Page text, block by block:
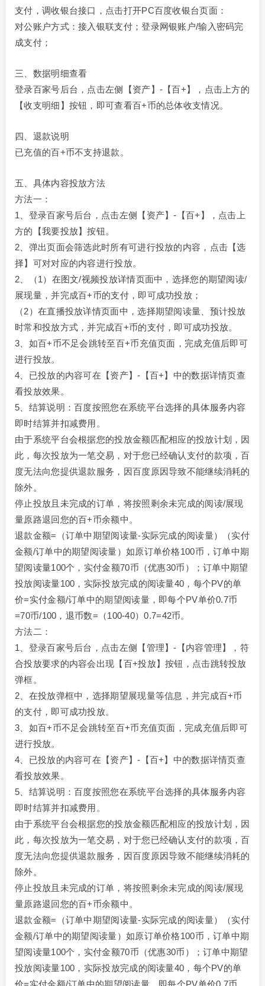
支付，调收银台接口，点击打开PC百度收银台页面：
对公账户方式：接入银联支付；登录网银账户/输入密码完
成支付；
三、数据明细查看
登录百家号后台，点击左侧【资产】-【百+】，点击上方的
【收支明细】按钮，即可查看百+币的总体收支情况。
四、退款说明
已充值的百+币不支持退款。
五、具体内容投放方法
方法一：
1、登录百家号后台，点击左侧【资产】-【百+】，点击上
方的【我要投放】按钮。
2、弹出页面会筛选此时所有可进行投放的内容，点击【选
择】可对对应的内容进行投放。
2、（1）在图文/视频投放详情页面中，选择您的期望阅读/
展现量，并完成百+币的支付，即可成功投放；
（2）在直播投放详情页面中，选择期望阅读量、预计投放
时常和投放方式，并完成百+币的支付，即可成功投放。
3、如百+币不足会跳转至百+币充值页面，完成充值后即可
进行投放。
4、已投放的内容可在【资产】-【百+】中的数据详情页查
看投放效果。
5、结算说明：百度按照您在系统平台选择的具体服务内容
即时结算并扣减费用。
由于系统平台会根据您的投放金额匹配相应的投放计划，因
此，每次投放为一笔交易，对于您已经确认支付的款项，百
度无法向您提供退款服务，因百度原因导致不能继续消耗的
除外。
停止投放且未完成的订单，将按照剩余未完成的阅读/展现
量原路退回您的百+币余额中。
退款金额=（订单中期望阅读量-实际完成的阅读量）（实付
金额/订单中的期望阅读量）如原订单价格100币，订单中期
望阅读量100个，实付金额70币（优惠30币）；订单中期望
投放阅读量100，实际投放完成的阅读量40，每个PV的单
价=实付金额/订单中的期望阅读量，即每个PV单价0.7币
=70币/100，退币数=（100-40）0.7=42币。
方法二：
1、登录百家号后台，点击左侧【管理】-【内容管理】，符
合投放要求的内容会出现【百+投放】按钮，点击跳转投放
弹框。
2、在投放弹框中，选择期望展现量等信息，并完成百+币
的支付，即可成功投放。
3、如百+币不足会跳转至百+币充值页面，完成充值后即可
进行投放。
4、已投放的内容可在【资产】-【百+】中的数据详情页查
看投放效果。
5、结算说明：百度按照您在系统平台选择的具体服务内容
即时结算并扣减费用。
由于系统平台会根据您的投放金额匹配相应的投放计划，因
此，每次投放为一笔交易，对于您已经确认支付的款项，百
度无法向您提供退款服务，因百度原因导致不能继续消耗的
除外。
停止投放且未完成的订单，将按照剩余未完成的阅读/展现
量原路退回您的百+币余额中。
退款金额=（订单中期望阅读量-实际完成的阅读量）（实付
金额/订单中的期望阅读量）如原订单价格100币，订单中期
望阅读量100个，实付金额70币（优惠30币）；订单中期望
投放阅读量100，实际投放完成的阅读量40，每个PV的单
价=实付金额/订单中的期望阅读量，即每个PV单价0.7币